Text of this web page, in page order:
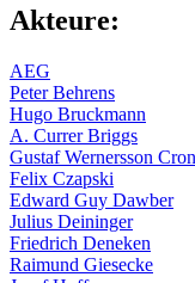
Akteure:
AEG
Peter Behrens
Hugo Bruckmann
A. Currer Briggs
Gustaf Wernersson
Felix Czapski
Edward Guy Dawber
Julius Deininger
Friedrich Deneken
Raimund Giesecke